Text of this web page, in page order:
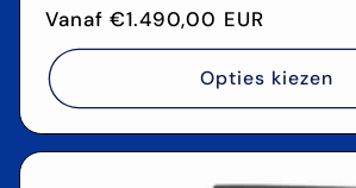
Normale
prijs
Vanaf €1.490,00 EUR
Opties kiezen